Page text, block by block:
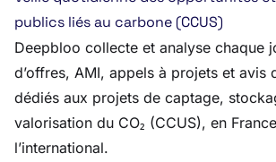
publics liés au carbone (CCUS)
Deepbloo collecte et analyse chaque
d’offres, AMI, appels à projets et avis
dédiés aux projets de captage,
valorisation du CO₂ (CCUS), en
l’international.